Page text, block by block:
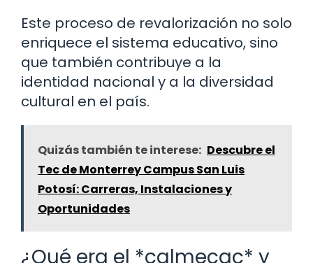
Este proceso de revalorización no solo
enriquece el sistema educativo, sino
que también contribuye a la
identidad nacional y a la diversidad
cultural en el país.
Quizás también te interese: Descubre el
Tec de Monterrey Campus San Luis
Potosí: Carreras, Instalaciones y
Oportunidades
¿Qué era el *calmecac* y